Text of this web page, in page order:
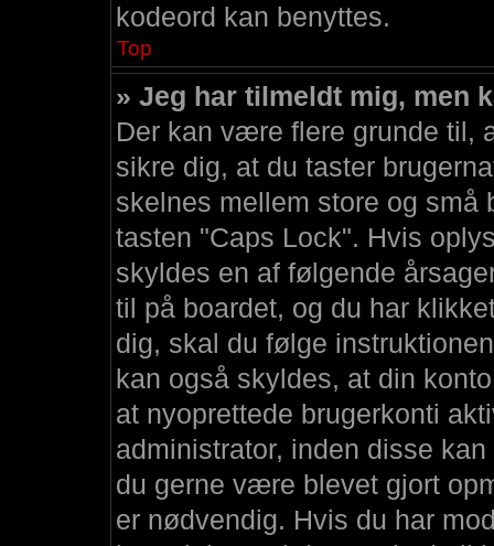
kodeord kan benyttes.
Top
» Jeg har tilmeldt mig, men
Der kan være flere grunde til,
sikre dig, at du taster
skelnes mellem store og små
tasten "Caps Lock". Hvis
skyldes en af følgende
til på boardet, og du har
dig, skal du følge
kan også skyldes, at din
at nyoprettede brugerkonti
administrator, inden disse
du gerne være blevet gjort
er nødvendig. Hvis du har